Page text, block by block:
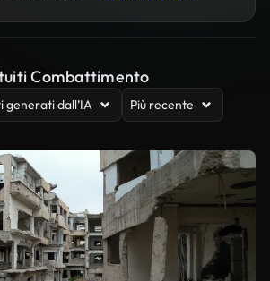
Combattimento
generati dall’IA Più recente